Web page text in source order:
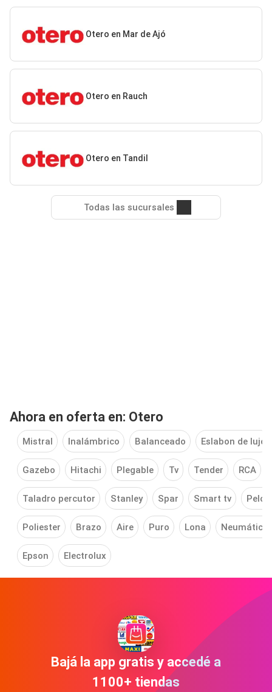
Otero en Mar de Ajó
Otero en Rauch
Otero en Tandil
Todas las sucursales
Ahora en oferta en: Otero
Mistral Inalámbrico Balanceado Eslabon de lujo
Gazebo Hitachi Plegable Tv Tender RCA
Taladro percutor Stanley Spar Smart tv
Poliester Brazo Aire Puro Lona Neumático
Epson Electrolux
Bajá la app gratis y accedé a
1100+ tiendas